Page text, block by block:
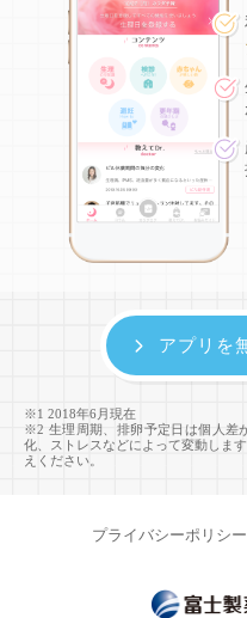
※1 2018年6月現在
※2 生理周期、排卵予定日は個人差
化、ストレスなどによって変動しま
えください。
アプリを
プライバシーポリシー